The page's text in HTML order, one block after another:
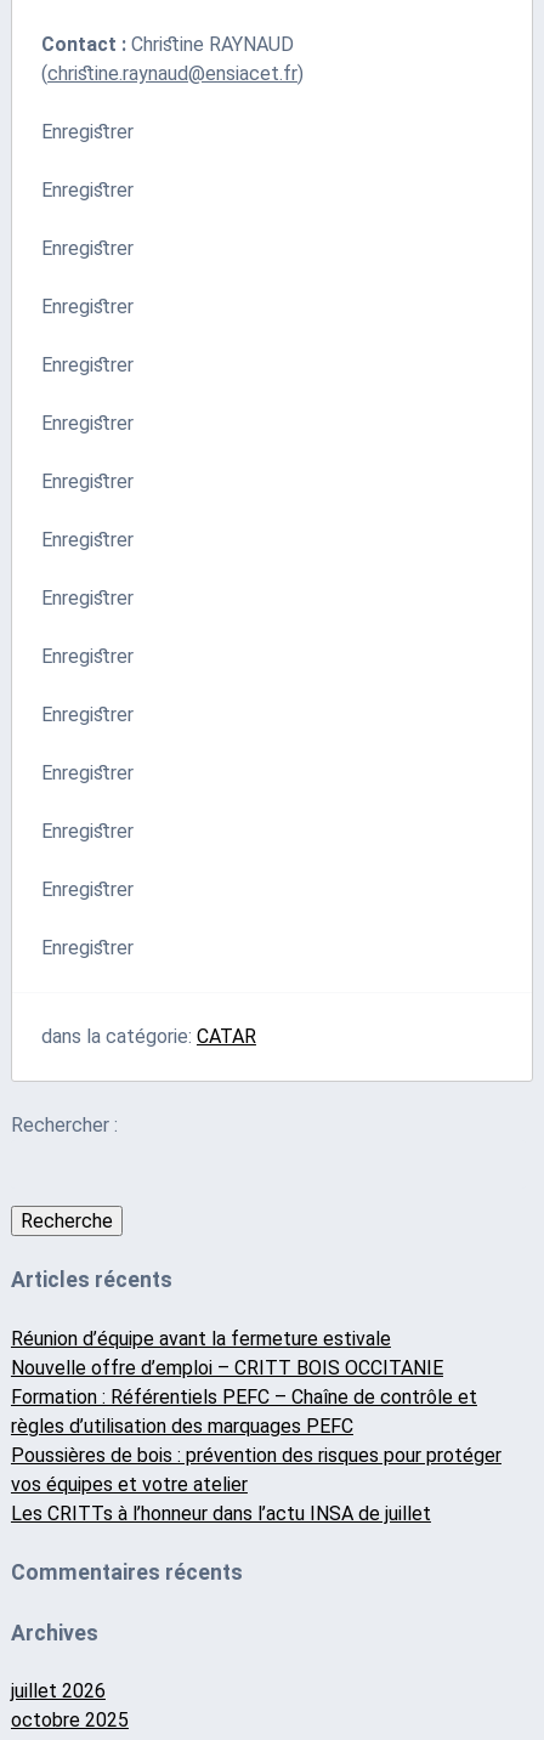
Contact :Christine RAYNAUD
(christine.raynaud@ensiacet.fr)
Enregistrer
Enregistrer
Enregistrer
Enregistrer
Enregistrer
Enregistrer
Enregistrer
Enregistrer
Enregistrer
Enregistrer
Enregistrer
Enregistrer
Enregistrer
Enregistrer
Enregistrer
dans la catégorie: CATAR
Rechercher :
Recherche
Articles récents
Réunion d’équipe avant la fermeture estivale
Nouvelle offre d’emploi – CRITT BOIS OCCITANIE
Formation : Référentiels PEFC – Chaîne de contrôle et
règles d’utilisation des marquages PEFC
Poussières de bois : prévention des risques pour protéger
vos équipes et votre atelier
Les CRITTs à l’honneur dans l’actu INSA de juillet
Commentaires récents
Archives
juillet 2026
octobre 2025